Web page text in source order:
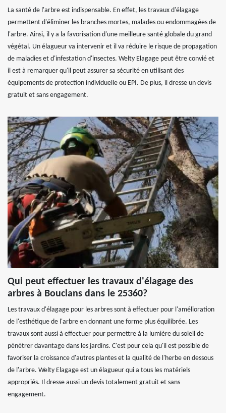
La santé de l'arbre est indispensable. En effet, les travaux d'élagage
permettent d'éliminer les branches mortes, malades ou endommagées de
l'arbre. Ainsi, il y a la favorisation d'une meilleure santé globale du grand
végétal. Un élagueur va intervenir et il va réduire le risque de propagation
de maladies et d'infestation d'insectes. Welty Elagage peut être convié et
il est à remarquer qu'il peut assurer sa sécurité en utilisant des
équipements de protection individuelle ou EPI. De plus, il dresse un devis
gratuit et sans engagement.
Qui peut effectuer les travaux d'élagage des
arbres à Bouclans dans le 25360?
Les travaux d'élagage pour les arbres sont à effectuer pour l'amélioration
de l'esthétique de l'arbre en donnant une forme plus équilibrée. Les
travaux sont aussi à effectuer pour permettre à la lumière du soleil de
pénétrer davantage dans les jardins. C'est pour cela qu'il est possible de
favoriser la croissance d'autres plantes et la qualité de l'herbe en dessous
de l'arbre. Welty Elagage est un élagueur qui a tous les matériels
appropriés. Il dresse aussi un devis totalement gratuit et sans
engagement.